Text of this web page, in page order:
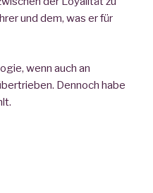
und dem, was er für
wenn auch an
Dennoch habe